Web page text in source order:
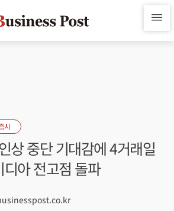
시
상 중단 기대감에 4거래일
아 전고점 돌파